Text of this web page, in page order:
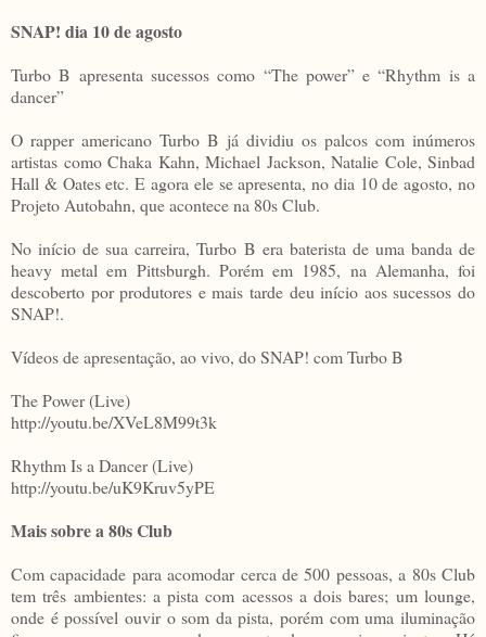
SNAP! dia 10 de agosto
Turbo B apresenta sucessos como “The power” e “Rhythm is a
dancer”
O rapper americano Turbo B já dividiu os palcos com inúmeros
artistas como Chaka Kahn, Michael Jackson, Natalie Cole, Sinbad
Hall & Oates etc. E agora ele se apresenta, no dia 10 de agosto, no
Projeto Autobahn, que acontece na 80s Club.
No início de sua carreira, Turbo B era baterista de uma banda de
heavy metal em Pittsburgh. Porém em 1985, na Alemanha, foi
descoberto por produtores e mais tarde deu início aos sucessos do
SNAP!.
Vídeos de apresentação, ao vivo, do SNAP! com Turbo B
The Power (Live)
http://youtu.be/XVeL8M99t3k
Rhythm Is a Dancer (Live)
http://youtu.be/uK9Kruv5yPE
Mais sobre a 80s Club
Com capacidade para acomodar cerca de 500 pessoas, a 80s Club
tem três ambientes: a pista com acessos a dois bares; um lounge,
onde é possível ouvir o som da pista, porém com uma iluminação